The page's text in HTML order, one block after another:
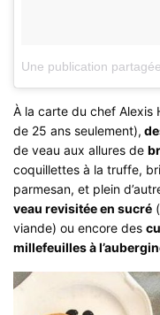
À la carte du chef Alexis
de 25 ans seulement),
de veau aux allures de
coquillettes à la truffe,
parmesan, et plein
veau revisitée en sucré
viande) ou encore des
millefeuilles à